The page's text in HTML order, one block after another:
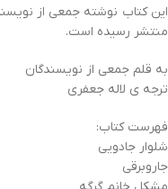
منتشر رسیده است.
به قلم جمعی از نویسندگان
ترجه ی لاله جعفری
فهرست کتاب:
شلوار جادویی
جاروبرقی